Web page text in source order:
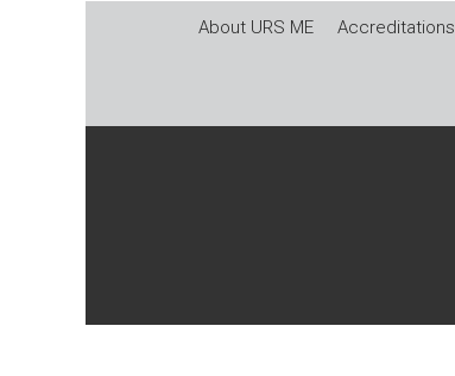
About URS ME Accreditations